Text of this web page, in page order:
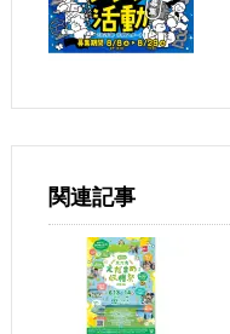
関連記事